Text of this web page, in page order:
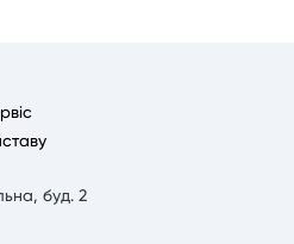
буд. 2